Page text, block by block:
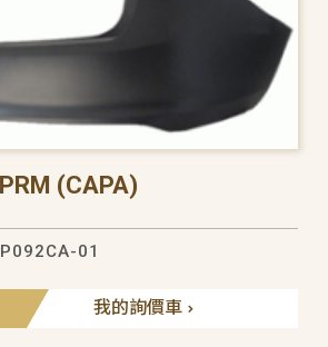
(CAPA)
01
我的詢價車